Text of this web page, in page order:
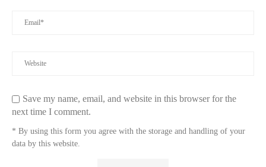
Save my name, email, and website in this browser for the
next time I comment.
* By using this form you agree with the storage and handling of your
data by this website.